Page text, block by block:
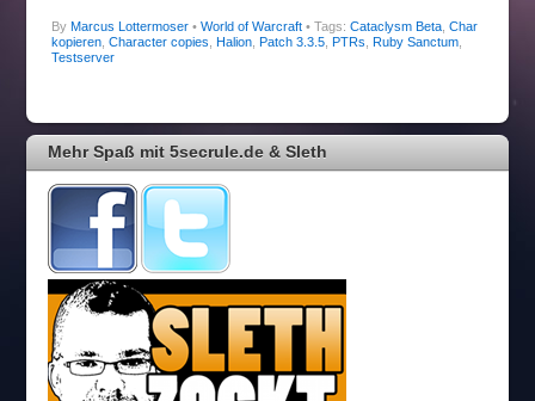
By Marcus Lottermoser• World of Warcraft • Tags: Cataclysm Beta, Char
kopieren, Character copies Halion, Patch 3.3.5, PTRs Ruby Sanctum,
Testserver
Mehr Spaß mit 5secrule.de & Sleth